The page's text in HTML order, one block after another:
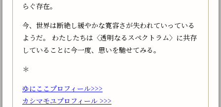
らぐ存在。
今、世界は断絶し緩やかな寛容さが失われていっている
ようだ。 わたしたちは〈透明なるスペクトラム〉に共存
していることに今一度、思いを馳せてみる。
＊
ゆにここプロフィール>>>
カシマモユプロフィール >>>